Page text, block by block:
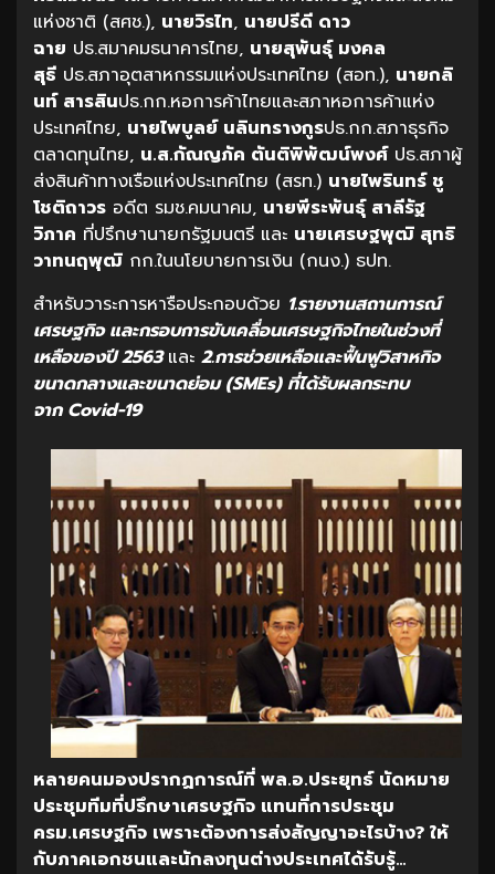
แห่งชาติ (สศช.), นายวิรไท, นายปรีดี ดาว
ฉาย ปธ.สมาคมธนาคารไทย, นายสุพันธุ์ มงคล
สุธี ปธ.สภาอุตสาหกรรมแห่งประเทศไทย (สอท.), นายกลิ
นท์ สารสินปธ.กก.หอการค้าไทยและสภาหอการค้าแห่ง
ประเทศไทย, นายไพบูลย์ นลินทรางกูรปธ.กก.สภาธุรกิจ
ตลาดทุนไทย, น.ส.กัณญภัค ตันติพิพัฒน์พงศ์ปธ.สภาผู้
ส่งสินค้าทางเรือแห่งประเทศไทย (สรท.) นายไพรินทร์ ชู
โชติถาวร อดีต รมช.คมนาคม, นายพีระพันธุ์ สาลีรัฐ
วิภาค ที่ปรึกษานายกรัฐมนตรี และ นายเศรษฐพุฒิ สุทธิ
วาทนฤพุฒิ กก.ในนโยบายการเงิน (กนง.) ธปท.
สำหรับวาระการหารือประกอบด้วย 1.รายงานสถานการณ์
เศรษฐกิจ และกรอบการขับเคลื่อนเศรษฐกิจไทยในช่วงที่
เหลือของปี 2563และ 2.การช่วยเหลือและฟื้นฟูวิสาหกิจ
ขนาดกลางและขนาดย่อม (SMEs) ที่ได้รับผลกระทบ
จาก Covid-19
หลายคนมองปรากฏการณ์ที่ พล.อ.ประยุทธ์ นัดหมาย
ประชุมทีมที่ปรึกษาเศรษฐกิจ แทนที่การประชุม
ครม.เศรษฐกิจ เพราะต้องการส่งสัญญาอะไรบ้าง? ให้
กับภาคเอกชนและนักลงทุนต่างประเทศได้รับรู้…